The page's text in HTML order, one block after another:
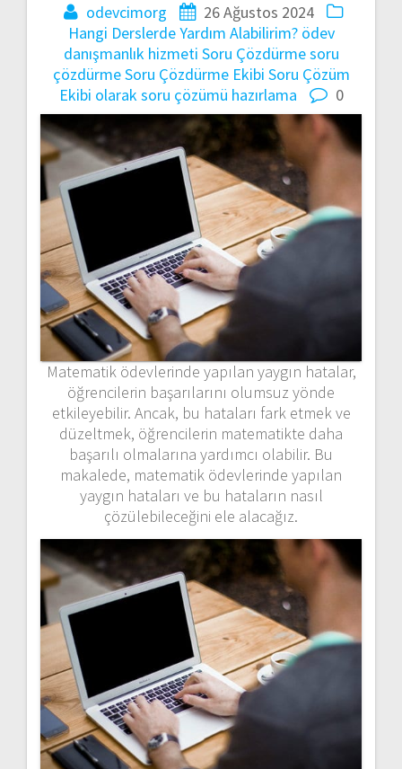
odevcimorg
26 Ağustos 2024
Hangi Derslerde Yardım Alabilirim? ödev
danışmanlık hizmeti Soru Çözdürmesoru
çözdürmeSoru Çözdürme Ekibi Soru Çözüm
Ekibi olaraksoru çözümü hazırlama 0
Matematik ödevlerinde yapılan yaygın hatalar,
öğrencilerin başarılarını olumsuz yönde
etkileyebilir. Ancak, bu hataları fark etmek ve
düzeltmek, öğrencilerin matematikte daha
başarılı olmalarına yardımcı olabilir. Bu
makalede, matematik ödevlerinde yapılan
yaygın hataları ve bu hataların nasıl
çözülebileceğini ele alacağız.